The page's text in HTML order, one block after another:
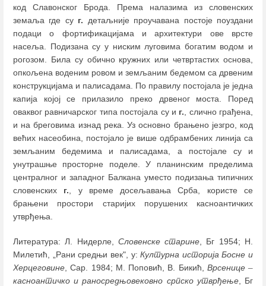
код Славонског Брода. Према налазима из словенских
земаља где су г. детаљније проучавана постоје поуздани
подаци о фортификацијама и архитектури ове врсте
насеља. Подизана су у ниским луговима богатим водом и
рогозом. Била су обично кружних или четвртастих основа,
опкољена воденим ровом и земљаним бедемом са дрвеним
конструкцијама и палисадама. По правилу постојала је једна
капија којој се прилазило преко дрвеног моста. Поред
оваквог равничарског типа постојала су и г., слично грађена,
и на бреговима изнад река. Уз основно брањено језгро, код
већих насеобина, постојало је више одбрамбених линија са
земљаним бедемима и палисадама, а постојале су и
унутрашње просторне поделе. У планинским пределима
централног и западног Балкана уместо подизања типичних
словенских г., у време досељавања Срба, користе се
брањени простори старијих порушених касноантичких
утврђења.
Литература: Л. Нидерле, Словенске старине , Бг 1954; Н.
Милетић, „Рани средњи век", у:Културна историја Босне и
Херцеговине , Сар. 1984; М. Поповић, В. Бикић, Врсенице –
касноантичко и раносредњовековно српско утврђење, Бг